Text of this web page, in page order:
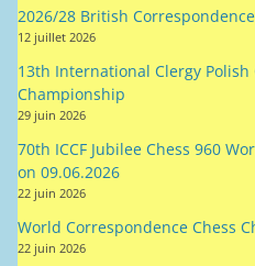
2026/28 British
12 juillet 2026
13th International Clergy Polish
Championship
29 juin 2026
70th ICCF Jubilee Chess 960
on 09.06.2026
22 juin 2026
World Correspondence Chess
22 juin 2026